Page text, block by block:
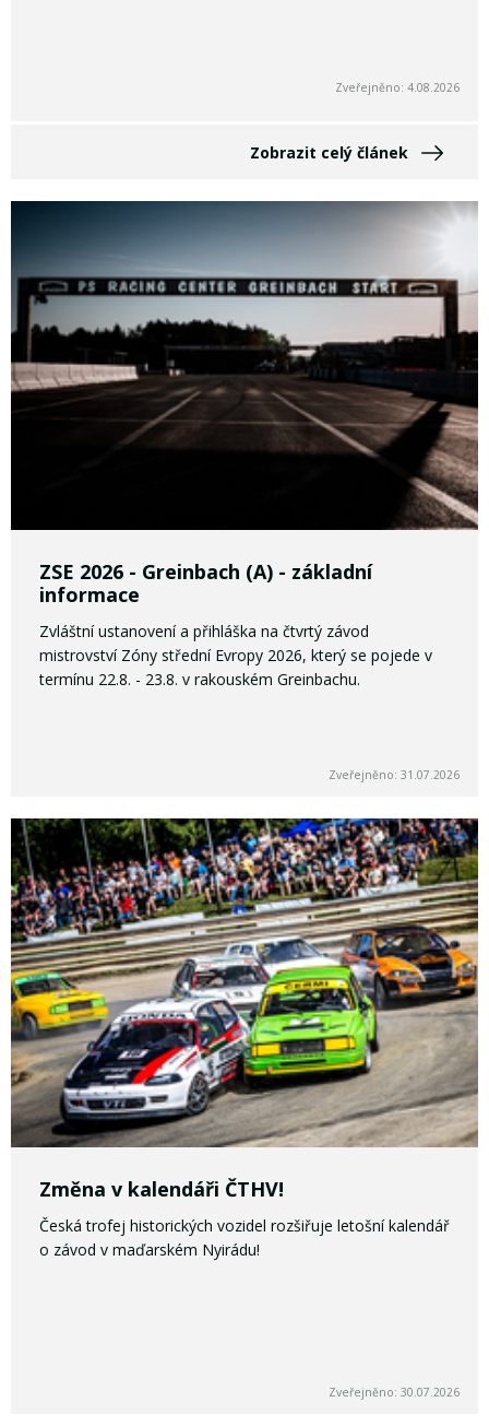
Zveřejněno: 4.08.2026
Zobrazit celý článek
ZSE 2026 - Greinbach (A) - základní
informace
Zvláštní ustanovení a přihláška na čtvrtý závod
mistrovství Zóny střední Evropy 2026, který se pojede v
termínu 22.8. - 23.8. v rakouském Greinbachu.
Zveřejněno: 31.07.2026
Změna v kalendáři ČTHV!
Česká trofej historických vozidel rozšiřuje letošní kalendář
o závod v maďarském Nyirádu!
Zveřejněno: 30.07.2026